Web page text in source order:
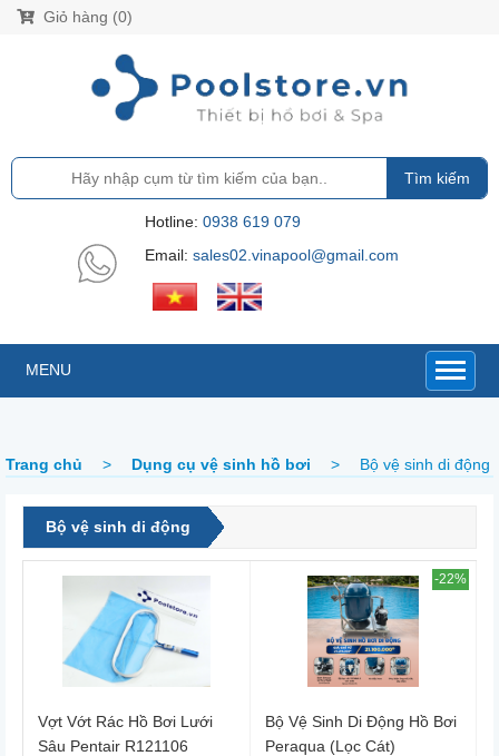
Giỏ hàng (0)
Tìm kiếm
Hotline: 0938 619 079
Email: sales02.vinapool@gmail.com
MENU
Trang chủ > Dụng cụ vệ sinh hồ bơi > Bộ vệ sinh di động
Bộ vệ sinh di động
Vợt Vớt Rác Hồ Bơi Lưới
Sâu Pentair R121106
-22%
Bộ Vệ Sinh Di Động Hồ Bơi
Peraqua (lọc Cát)